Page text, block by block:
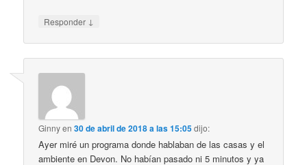
Responder ↓
Ginnyen30 de abril de 2018 a las 15:05dijo:
Ayer miré un programa donde hablaban de las casas y el
ambiente en Devon. No habían pasado ni 5 minutos y ya